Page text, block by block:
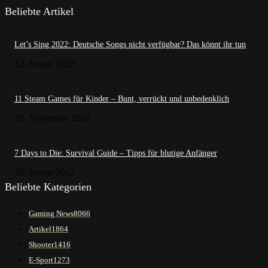
Beliebte Artikel
Let’s Sing 2022: Deutsche Songs nicht verfügbar? Das könnt ihr tun
11 Steam Games für Kinder – Bunt, verrückt und unbedenklich
7 Days to Die: Survival Guide – Tipps für blutige Anfänger
Beliebte Kategorien
Gaming News8066
Artikel1864
Shooter1416
E-Sport1273